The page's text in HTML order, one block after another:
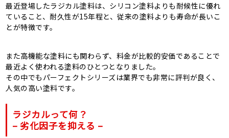
最近登場したラジカル塗料は、シリコン塗料よりも耐候性に優れ
ていること、耐久性が15年程と、従来の塗料よりも寿命が長いこ
とが特徴です。
また高機能な塗料にも関わらず、料金が比較的安価であることで
最近よく使われる塗料のひとつとなりました。
その中でもパーフェクトシリーズは業界でも非常に評判が良く、
人気の高い塗料です。
ラジカルって何？
– 劣化因子を抑える –